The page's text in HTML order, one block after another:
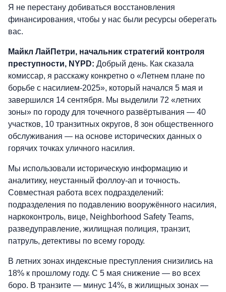
Я не перестану добиваться восстановления
финансирования, чтобы у нас были ресурсы оберегать
вас.
Майкл ЛайПетри, начальник стратегий контроля
преступности, NYPD: Добрый день. Как сказала
комиссар, я расскажу конкретно о «Летнем плане по
борьбе с насилием-2025», который начался 5 мая и
завершился 14 сентября. Мы выделили 72 «летних
зоны» по городу для точечного развёртывания — 40
участков, 10 транзитных округов, 8 зон общественного
обслуживания — на основе исторических данных о
горячих точках уличного насилия.
Мы использовали историческую информацию и
аналитику, неустанный фоллоу-ап и точность.
Совместная работа всех подразделений:
подразделения по подавлению вооружённого насилия,
наркоконтроль, вице, Neighborhood Safety Teams,
разведуправление, жилищная полиция, транзит,
патруль, детективы по всему городу.
В летних зонах индексные преступления снизились на
18% к прошлому году. С 5 мая снижение — во всех
боро. В транзите — минус 14%, в жилищных зонах —